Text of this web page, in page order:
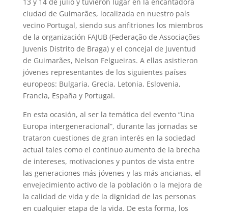
ciudad de Guimarães, localizada en nuestro país
vecino Portugal, siendo sus anfitriones los miembros
de la organización FAJUB (Federação de Associações
Juvenis Distrito de Braga) y el concejal de Juventud
de Guimarães, Nelson Felgueiras. A ellas asistieron
jóvenes representantes de los siguientes países
europeos: Bulgaria, Grecia, Letonia, Eslovenia,
Francia, España y Portugal.
En esta ocasión, al ser la temática del evento “Una
Europa intergeneracional”, durante las jornadas se
trataron cuestiones de gran interés en la sociedad
actual tales como el continuo aumento de la brecha
de intereses, motivaciones y puntos de vista entre
las generaciones más jóvenes y las más ancianas, el
envejecimiento activo de la población o la mejora de
la calidad de vida y de la dignidad de las personas
en cualquier etapa de la vida. De esta forma, los